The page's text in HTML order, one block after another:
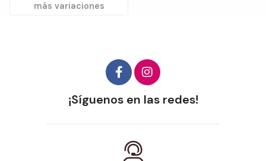
más variaciones
¡Síguenos en las redes!